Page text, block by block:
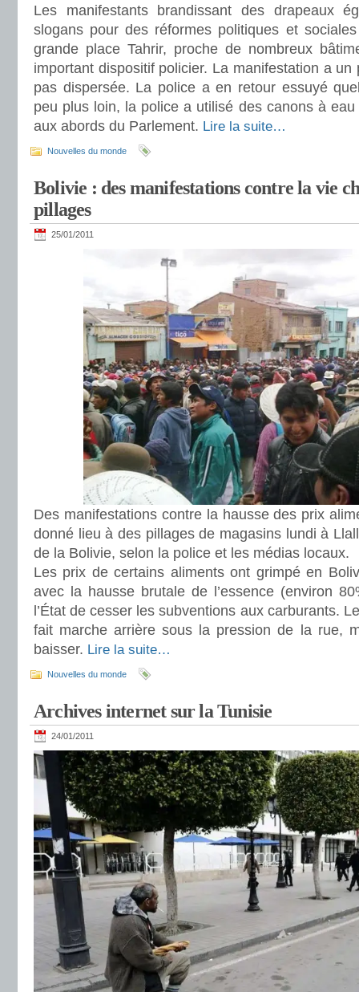
Les manifestants brandissant des drapeaux
slogans pour des réformes politiques et
grande place Tahrir, proche de nombreux
important dispositif policier. La manifestation a un
pas dispersée. La police a en retour essuyé
peu plus loin, la police a utilisé des canons à
aux abords du Parlement. Lire la suite…
Nouvelles du monde
Bolivie : des manifestations contre la vie
pillages
25/01/2011
Des manifestations contre la hausse des prix
donné lieu à des pillages de magasins lundi à
de la Bolivie, selon la police et les médias locaux.
Les prix de certains aliments ont grimpé en
avec la hausse brutale de l’essence (environ
l’État de cesser les subventions aux carburants.
fait marche arrière sous la pression de la rue,
baisser. Lire la suite…
Nouvelles du monde
Archives internet sur la Tunisie
24/01/2011